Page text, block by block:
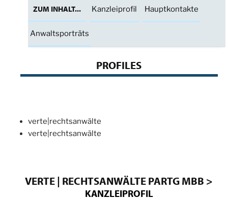
ZUM INHALT... Kanzleiprofil Hauptkontakte
Anwaltsporträts
PROFILES
verte|rechtsanwälte
verte|rechtsanwälte
VERTE | RECHTSANWÄLTE PARTG MBB >
KANZLEIPROFIL